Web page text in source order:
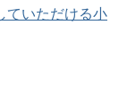
ていただける小